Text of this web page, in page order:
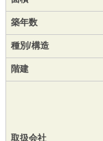
築年数
種別/構造
階建
取扱会社